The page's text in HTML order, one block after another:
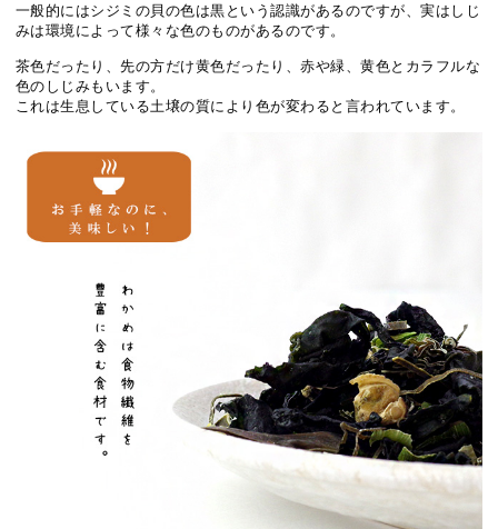
一般的にはシジミの貝の色は黒という認識があるのですが、実はしじ
みは環境によって様々な色のものがあるのです。
茶色だったり、先の方だけ黄色だったり、赤や緑、黄色とカラフルな
色のしじみもいます。
これは生息している土壌の質により色が変わると言われています。